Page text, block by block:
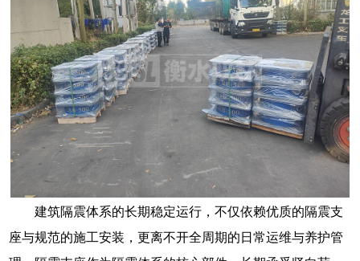
建筑隔震体系的长期稳定运行，不仅依赖优质的隔震支
座与规范的施工安装，更离不开全周期的日常运维与养护管